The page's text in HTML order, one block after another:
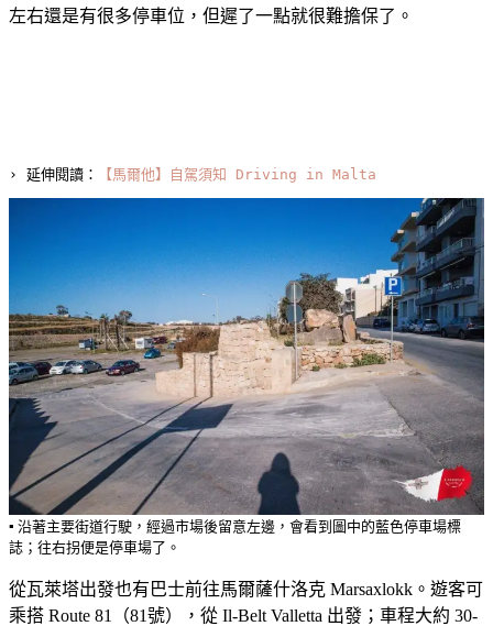
左右還是有很多停車位，但遲了一點就很難擔保了。
› 延伸閱讀： 【馬爾他】自駕須知 Driving in Malta
▪️ 沿著主要街道行駛，經過市場後留意左邊，會看到圖中的藍色停車場標
誌；往右拐便是停車場了。
從瓦萊塔出發也有巴士前往馬爾薩什洛克 Marsaxlokk。遊客可
乘搭 Route 81（81號），從 Il-Belt Valletta 出發；車程大約 30-